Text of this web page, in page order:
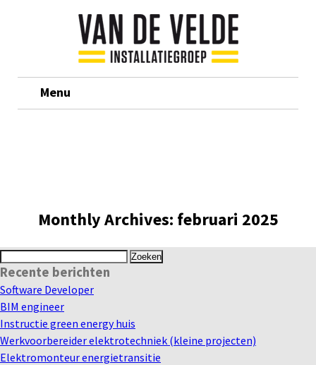
Menu
Monthly Archives: februari 2025
Zoeken
naar:
Recente berichten
Software Developer
BIM engineer
Instructie green energy huis
Werkvoorbereider elektrotechniek (kleine projecten)
Elektromonteur energietransitie